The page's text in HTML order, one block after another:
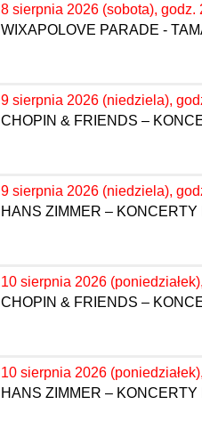
8 sierpnia 2026 (sobota), godz.
WIXAPOLOVE PARADE -
9 sierpnia 2026 (niedziela),
CHOPIN & FRIENDS –
9 sierpnia 2026 (niedziela),
HANS ZIMMER –
10 sierpnia 2026
CHOPIN & FRIENDS –
10 sierpnia 2026
HANS ZIMMER –